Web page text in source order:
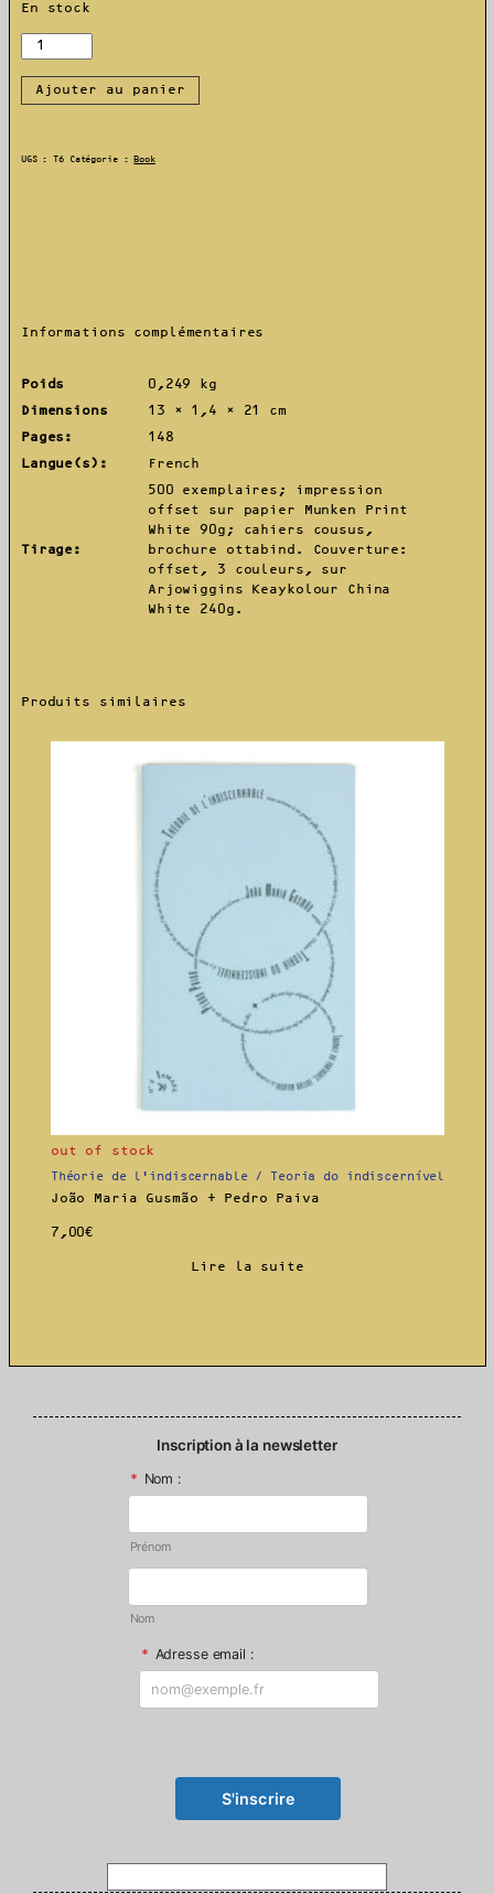
En stock
quantité
de
Les
Ajouter au panier
UGS : T6 Catégorie : Book
Informations complémentaires
Poids 0,249 kg
Dimensions 13 × 1,4 × 21 cm
Pages: 148
Langue(s): French
Tirage:
500 exemplaires; impression
offset sur papier Munken Print
White 90g; cahiers cousus,
brochure ottabind. Couverture:
offset, 3 couleurs, sur
Arjowiggins Keaykolour China
White 240g.
Produits similaires
out of stock
Théorie de l’indiscernable / Teoria do indiscernível
João Maria Gusmão + Pedro Paiva
7,00€
Lire la suite
Inscription à la newsletter
* Nom :
Prénom
Nom
* Adresse email :